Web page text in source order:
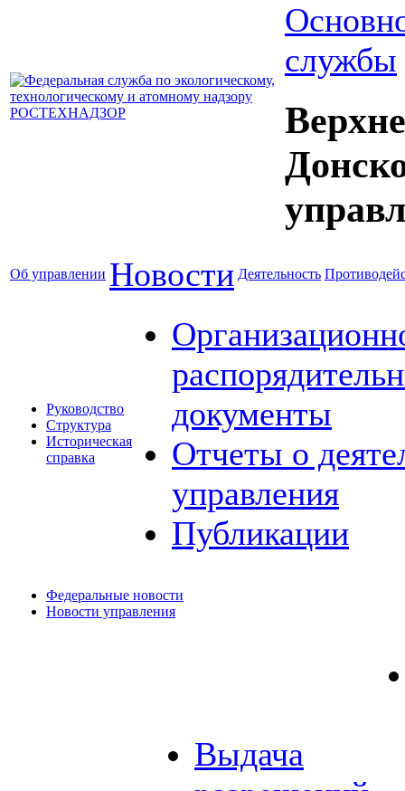
службы
Об управлении Новости Деятельность
Руководство
Структура
Историческая
справка
документы
Отчеты о
управления
Публикации
Федеральные новости
Новости управления
Выдача